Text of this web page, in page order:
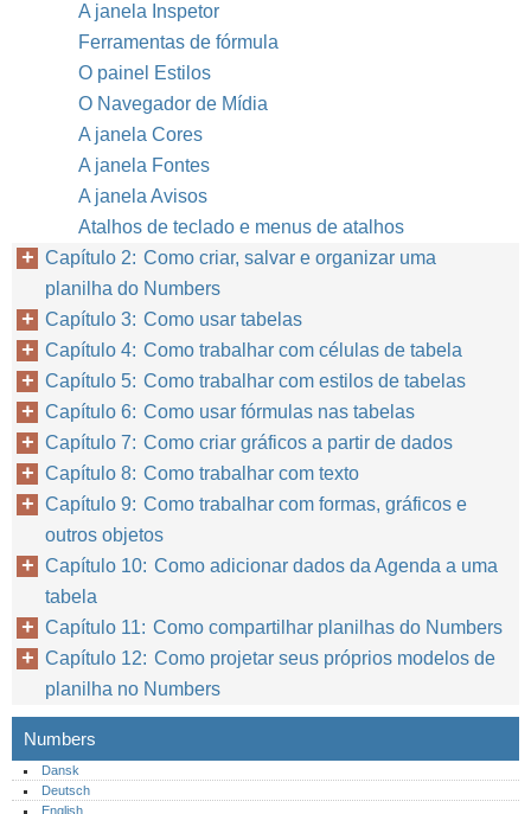
A janela Inspetor
Ferramentas de fórmula
O painel Estilos
O Navegador de Mídia
A janela Cores
A janela Fontes
A janela Avisos
Atalhos de teclado e menus de atalhos
Capítulo 2: Como criar, salvar e organizar uma
planilha do Numbers
Capítulo 3: Como usar tabelas
Capítulo 4: Como trabalhar com células de tabela
Capítulo 5: Como trabalhar com estilos de tabelas
Capítulo 6: Como usar fórmulas nas tabelas
Capítulo 7: Como criar gráficos a partir de dados
Capítulo 8: Como trabalhar com texto
Capítulo 9: Como trabalhar com formas, gráficos e
outros objetos
Capítulo 10: Como adicionar dados da Agenda a uma
tabela
Capítulo 11: Como compartilhar planilhas do Numbers
Capítulo 12: Como projetar seus próprios modelos de
planilha no Numbers
Numbers
Dansk
Deutsch
English